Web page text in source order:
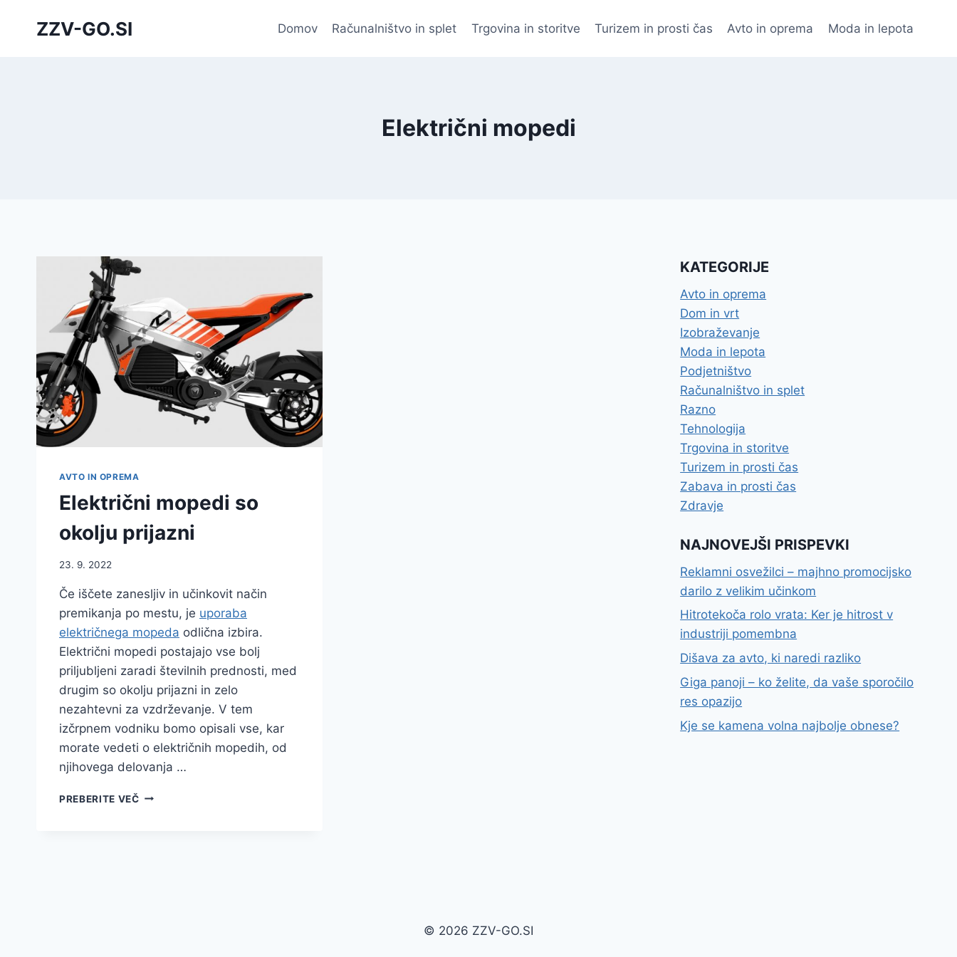
ZZV-GO.SI Domov Računalništvo in splet Trgovina in storitve Turizem in prosti čas Avto in oprema Moda in lepota
Električni mopedi
AVTO IN OPREMA
Električni mopedi so
okolju prijazni
23. 9. 2022
Če iščete zanesljiv in učinkovit način
premikanja po mestu, je uporaba
električnega mopeda odlična izbira.
Električni mopedi postajajo vse bolj
priljubljeni zaradi številnih prednosti, med
drugim so okolju prijazni in zelo
nezahtevni za vzdrževanje. V tem
izčrpnem vodniku bomo opisali vse, kar
morate vedeti o električnih mopedih, od
njihovega delovanja …
PREBERITE VEČELEKTRIČNI
KATEGORIJE
Avto in oprema
Dom in vrt
Izobraževanje
Moda in lepota
Podjetništvo
Računalništvo in splet
Razno
Tehnologija
Trgovina in storitve
Turizem in prosti čas
Zabava in prosti čas
Zdravje
NAJNOVEJŠI PRISPEVKI
Reklamni osvežilci – majhno promocijsko
darilo z velikim učinkom
Hitrotekoča rolo vrata: Ker je hitrost v
industriji pomembna
Dišava za avto, ki naredi razliko
Giga panoji – ko želite, da vaše sporočilo
res opazijo
Kje se kamena volna najbolje obnese?
© 2026 ZZV-GO.SI